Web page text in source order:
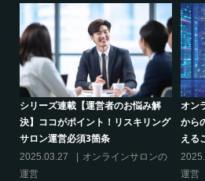
シリーズ連載【運営者のお悩み解
決】ココがポイント！リスキリング
サロン運営必須3箇条
2025.03.27
オンラインサロンの
運営
オン
から
える
運営